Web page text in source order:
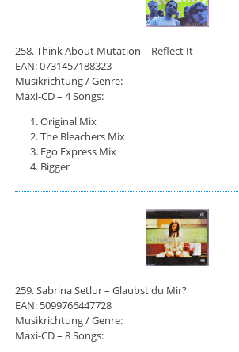
258. Think About Mutation – Reflect It
EAN: 0731457188323
Musikrichtung / Genre:
Maxi-CD – 4 Songs:
Original Mix
The Bleachers Mix
Ego Express Mix
Bigger
259. Sabrina Setlur – Glaubst du Mir?
EAN: 5099766447728
Musikrichtung / Genre:
Maxi-CD – 8 Songs: